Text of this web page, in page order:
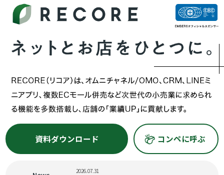
資料ダウンロード コンペに呼ぶ
2026.07.31